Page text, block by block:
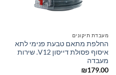
מעבדת תיקונים
החלפת מתאם טבעת פנימי לתא
איסוף פסולת דייסון V12. שירות
מעבדה
₪179.00